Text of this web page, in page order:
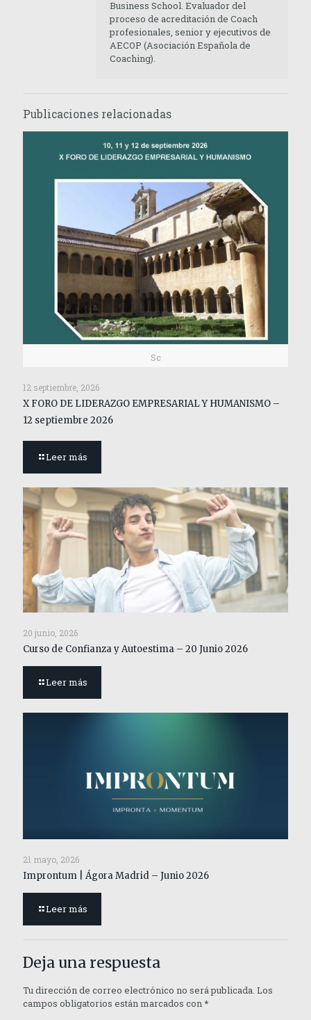
Business School. Evaluador del
proceso de acreditación de Coach
profesionales, senior y ejecutivos de
AECOP (Asociación Española de
Coaching).
Publicaciones relacionadas
Sc
12 septiembre, 2026
X FORO DE LIDERAZGO EMPRESARIAL Y HUMANISMO –
12 septiembre 2026
Leer más
20 junio, 2026
Curso de Confianza y Autoestima – 20 Junio 2026
Leer más
21 mayo, 2026
Improntum | Ágora Madrid – Junio 2026
Leer más
Deja una respuesta
Tu dirección de correo electrónico no será publicada. Los
campos obligatorios están marcados con*